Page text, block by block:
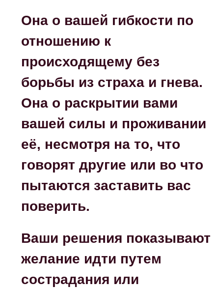
Она о вашей гибкости по
отношению к
происходящему без
борьбы из страха и гнева.
Она о раскрытии вами
вашей силы и проживании
её, несмотря на то, что
говорят другие или во что
пытаются заставить вас
поверить.
Ваши решения показывают
желание идти путем
сострадания или